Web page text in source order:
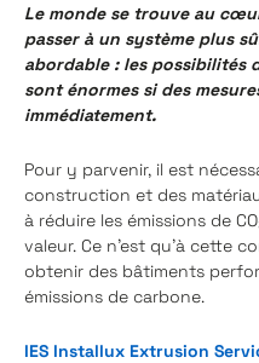
Le monde se trouve au
passer à un système plus
abordable : les possibilités
sont énormes si des
immédiatement.
Pour y parvenir, il est
construction et des
à réduire les émissions de
valeur. Ce n'est qu'à cette
obtenir des bâtiments
émissions de carbone.
IES Installux Extrusion